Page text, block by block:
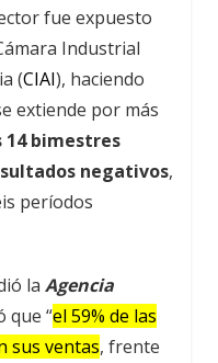
fue expuesto
Industrial
(CIAI), haciendo
extiende por más
14 bimestres
negativos,
períodos
la Agencia
que “el 59% de las
sus ventas, frente